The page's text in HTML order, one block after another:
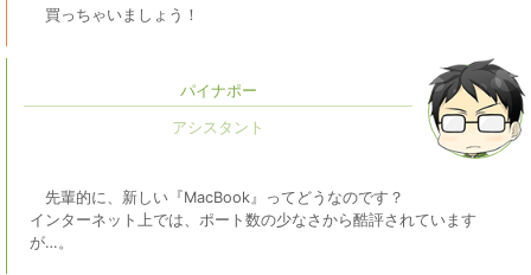
買っちゃいましょう！
パイナポー
先輩的に、新しい『MacBook』ってどうなのです？
インターネット上では、ポート数の少なさから酷評されています
が…。